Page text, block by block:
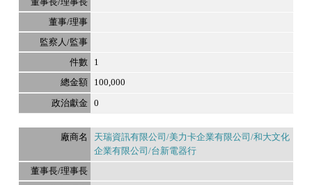
1
100,000
0
天瑞資訊有限公司/美力卡企業有限公司/和大文化
企業有限公司/台新電器行